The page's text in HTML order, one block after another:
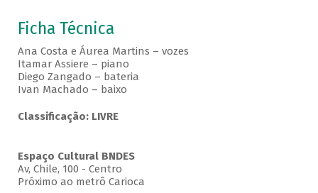
Ficha Técnica
Ana Costa e Áurea Martins – vozes
Itamar Assiere – piano
Diego Zangado – bateria
Ivan Machado – baixo
Classificação: LIVRE
Espaço Cultural BNDES
Av, Chile, 100 - Centro
Próximo ao metrô Carioca